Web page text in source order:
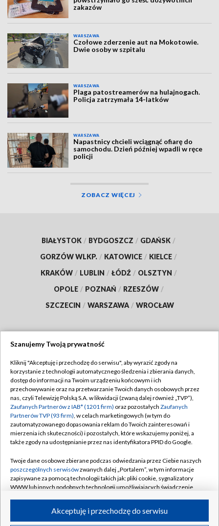
zakazów
WARSZAWA
Czołowe zderzenie aut na Mokotowie.
Dwie osoby w szpitalu
WARSZAWA
Plaga patostreamerów na hulajnogach.
Policja zatrzymała 14-latków
WARSZAWA
Napastnicy chcieli wciągnąć ofiarę do
samochodu. Dzień później wpadli w ręce
policji
ZOBACZ WIĘCEJ
BIAŁYSTOK / BYDGOSZCZ / GDAŃSK /
GORZÓW WLKP. / KATOWICE / KIELCE /
KRAKÓW / LUBLIN / ŁÓDŹ / OLSZTYN /
OPOLE / POZNAŃ / RZESZÓW /
SZCZECIN / WARSZAWA / WROCŁAW
TVP
Abonament TVP
Emisja w TVP
Centrum informacji TVP
Naziemna Telewizja Cyfrowa
Rada Programowa
System NOS
Informacje o nadawcy
Program dla prasy
Regulamin TVP
Polityka prywatności
Moje zgody
Pomoc
Kontakt
Kanały
Szanujemy Twoją prywatność
Kliknij "Akceptuję i przechodzę do serwisu", aby wyrazić zgody na
korzystanie z technologii automatycznego śledzenia i zbierania danych,
dostęp do informacji na Twoim urządzeniu końcowym i ich
przechowywanie oraz na przetwarzanie Twoich danych osobowych przez
nas, czyli Telewizję Polską S.A. w likwidacji (zwaną dalej również „TVP”),
Zaufanych Partnerów z IAB* (1201 firm) oraz pozostałych Zaufanych
Partnerów TVP (93 firm), w celach marketingowych (w tym do
zautomatyzowanego dopasowania reklam do Twoich zainteresowań i
mierzenia ich skuteczności) i pozostałych, które wskazujemy poniżej, a
także zgody na udostępnianie przez nas identyfikatora PPID do Google.
Twoje dane osobowe zbierane podczas odwiedzania przez Ciebie naszych
poszczególnych serwisówzwanych dalej „Portalem”, w tym informacje
zapisywane za pomocą technologii takich jak: pliki cookie, sygnalizatory
WWW lub innych podobnych technologii umożliwiających świadczenie
ruchu w Internecie.Akceptuję i przechodzę do serwisu